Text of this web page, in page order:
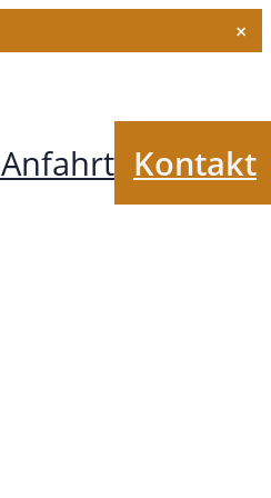
×
Anfahrt Kontakt